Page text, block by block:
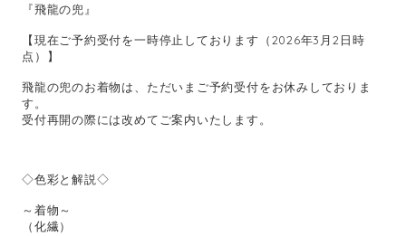
『飛龍の兜』
【現在ご予約受付を一時停止しております（2026年3月2日時
点）】
飛龍の兜のお着物は、ただいまご予約受付をお休みしておりま
す。
受付再開の際には改めてご案内いたします。
◇色彩と解説◇
～着物～
（化繊）